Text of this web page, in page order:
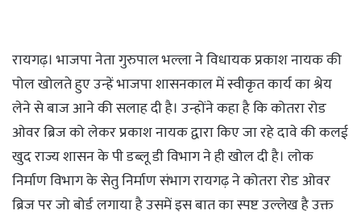
रायगढ़। भाजपा नेता गुरुपाल भल्ला ने विधायक प्रकाश नायक की
पोल खोलते हुए उन्हें भाजपा शासनकाल में स्वीकृत कार्य का श्रेय
लेने से बाज आने की सलाह दी है। उन्होंने कहा है कि कोतरा रोड
ओवर ब्रिज को लेकर प्रकाश नायक द्वारा किए जा रहे दावे की कलई
खुद राज्य शासन के पी डब्लू डी विभाग ने ही खोल दी है। लोक
निर्माण विभाग के सेतु निर्माण संभाग रायगढ़ ने कोतरा रोड ओवर
ब्रिज पर जो बोर्ड लगाया है उसमें इस बात का स्पष्ट उल्लेख है उक्त